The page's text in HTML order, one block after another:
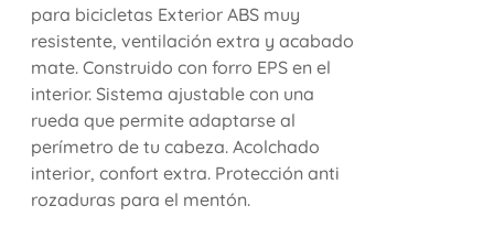
para bicicletas Exterior ABS muy
resistente, ventilación extra y acabado
mate. Construido con forro EPS en el
interior. Sistema ajustable con una
rueda que permite adaptarse al
perímetro de tu cabeza. Acolchado
interior, confort extra. Protección anti
rozaduras para el mentón.